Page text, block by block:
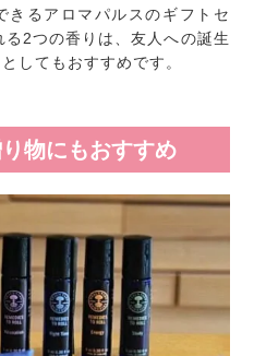
きるアロマパルスのギフトセ
2つの香りは、友人への誕生
してもおすすめです。
物にもおすすめ